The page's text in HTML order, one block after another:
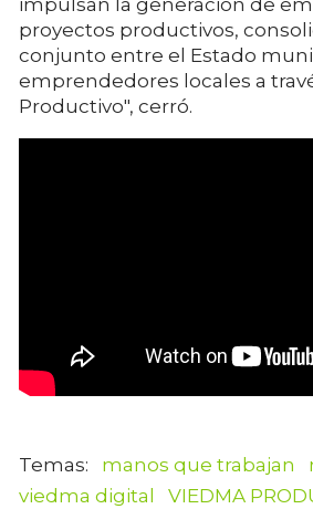
impulsan la generación de
proyectos productivos,
conjunto entre el Estado
emprendedores locales a
Productivo", cerró.
manos que trabajan
viedma digital
VIEDMA